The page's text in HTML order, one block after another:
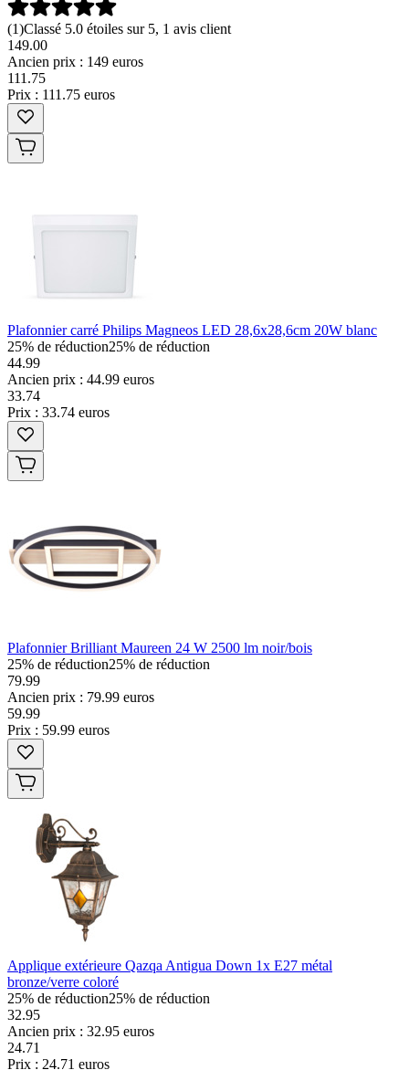
(1)Classé 5.0 étoiles sur 5, 1 avis client
149.00
Ancien prix : 149 euros
111.75
Prix : 111.75 euros
Plafonnier carré Philips Magneos LED 28,6x28,6cm 20W blanc
25% de réduction25% de réduction
44.99
Ancien prix : 44.99 euros
33.74
Prix : 33.74 euros
Plafonnier Brilliant Maureen 24 W 2500 lm noir/bois
25% de réduction25% de réduction
79.99
Ancien prix : 79.99 euros
59.99
Prix : 59.99 euros
Applique extérieure Qazqa Antigua Down 1x E27 métal
bronze/verre coloré
25% de réduction25% de réduction
32.95
Ancien prix : 32.95 euros
24.71
Prix : 24.71 euros